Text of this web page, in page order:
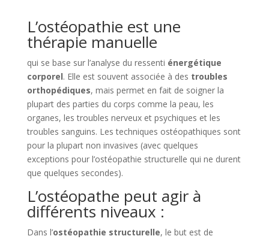
L’ostéopathie est une
thérapie manuelle
qui se base sur l’analyse du ressenti énergétique
corporel. Elle est souvent associée à des troubles
orthopédiques, mais permet en fait de soigner la
plupart des parties du corps comme la peau, les
organes, les troubles nerveux et psychiques et les
troubles sanguins. Les techniques ostéopathiques sont
pour la plupart non invasives (avec quelques
exceptions pour l’ostéopathie structurelle qui ne durent
que quelques secondes).
L’ostéopathe peut agir à
différents niveaux :
Dans l’ostéopathie structurelle, le but est de